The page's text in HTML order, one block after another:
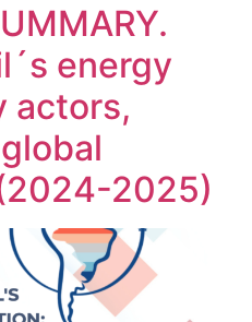
energy
actors,
2025)